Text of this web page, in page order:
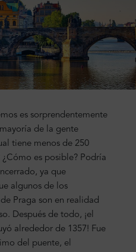
es sorprendentemente
de la gente
tiene menos de 250
¿Cómo es posible? Podría
ya que
algunos de los
Praga son en realidad
Después de todo, ¡el
alrededor de 1357! Fue
del puente, el